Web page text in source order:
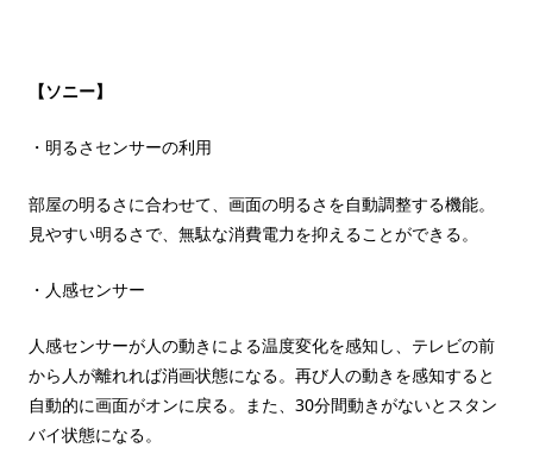
【ソニー】
・明るさセンサーの利用
部屋の明るさに合わせて、画面の明るさを自動調整する機能。
見やすい明るさで、無駄な消費電力を抑えることができる。
・人感センサー
人感センサーが人の動きによる温度変化を感知し、テレビの前
から人が離れれば消画状態になる。再び人の動きを感知すると
自動的に画面がオンに戻る。また、30分間動きがないとスタン
バイ状態になる。